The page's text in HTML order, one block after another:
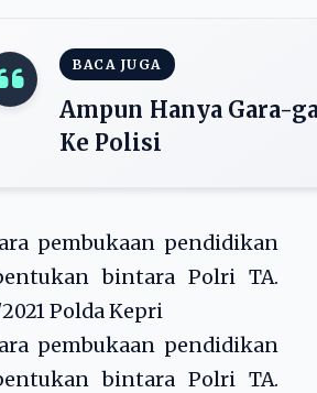
BACA JUGA
Ampun Hanya Gara-
Ke Polisi
pembukaan pendidikan
bintara Polri TA.
Polda Kepri
pembukaan pendidikan
bintara Polri TA.